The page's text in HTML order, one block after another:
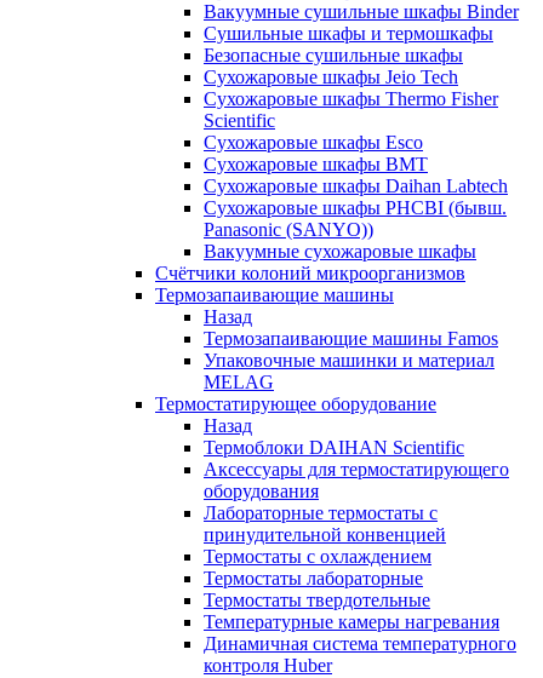
Вакуумные сушильные шкафы Binder
Сушильные шкафы и термошкафы
Безопасные сушильные шкафы
Сухожаровые шкафы Jeio Tech
Сухожаровые шкафы Thermo Fisher
Scientific
Сухожаровые шкафы Esco
Сухожаровые шкафы BMT
Сухожаровые шкафы Daihan Labtech
Сухожаровые шкафы PHCBI (бывш.
Panasonic (SANYO))
Вакуумные сухожаровые шкафы
Счётчики колоний микроорганизмов
Термозапаивающие машины
Назад
Термозапаивающие машины Famos
Упаковочные машинки и материал
MELAG
Термостатирующее оборудование
Назад
Термоблоки DAIHAN Scientific
Аксессуары для термостатирующего
оборудования
Лабораторные термостаты с
принудительной конвенцией
Термостаты с охлаждением
Термостаты лабораторные
Термостаты твердотельные
Температурные камеры нагревания
Динамичная система температурного
контроля Huber